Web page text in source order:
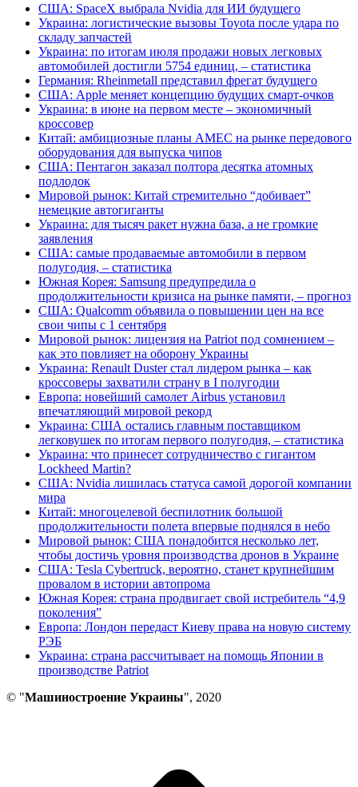
США: SpaceX выбрала Nvidia для ИИ будущего
Украина: логистические вызовы Toyota после удара по
складу запчастей
Украина: по итогам июля продажи новых легковых
автомобилей достигли 5754 единиц, – статистика
Германия: Rheinmetall представил фрегат будущего
США: Apple меняет концепцию будущих смарт-очков
Украина: в июне на первом месте – экономичный
кроссовер
Китай: амбициозные планы AMEC на рынке передового
оборудования для выпуска чипов
США: Пентагон заказал полтора десятка атомных
подлодок
Мировой рынок: Китай стремительно “добивает”
немецкие автогиганты
Украина: для тысяч ракет нужна база, а не громкие
заявления
США: самые продаваемые автомобили в первом
полугодия, – статистика
Южная Корея: Samsung предупредила о
продолжительности кризиса на рынке памяти, – прогноз
США: Qualcomm объявила о повышении цен на все
свои чипы с 1 сентября
Мировой рынок: лицензия на Patriot под сомнением –
как это повлияет на оборону Украины
Украина: Renault Duster стал лидером рынка – как
кроссоверы захватили страну в I полугодии
Европа: новейший самолет Airbus установил
впечатляющий мировой рекорд
Украина: США остались главным поставщиком
легковушек по итогам первого полугодия, – статистика
Украина: что принесет сотрудничество с гигантом
Lockheed Martin?
США: Nvidia лишилась статуса самой дорогой компании
мира
Китай: многоцелевой беспилотник большой
продолжительности полета впервые поднялся в небо
Мировой рынок: США понадобится несколько лет,
чтобы достичь уровня производства дронов в Украине
США: Tesla Cybertruck, вероятно, станет крупнейшим
провалом в истории автопрома
Южная Корея: страна продвигает свой истребитель “4,9
поколения”
Европа: Лондон передаст Киеву права на новую систему
РЭБ
Украина: страна рассчитывает на помощь Японии в
производстве Patriot
© "Машиностроение Украины", 2020